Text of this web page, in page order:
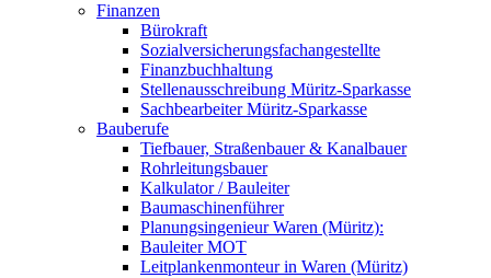
Finanzen
Bürokraft
Sozialversicherungsfachangestellte
Finanzbuchhaltung
Stellenausschreibung Müritz-Sparkasse
Sachbearbeiter Müritz-Sparkasse
Bauberufe
Tiefbauer, Straßenbauer & Kanalbauer
Rohrleitungsbauer
Kalkulator / Bauleiter
Baumaschinenführer
Planungsingenieur Waren (Müritz):
Bauleiter MOT
Leitplankenmonteur in Waren (Müritz)